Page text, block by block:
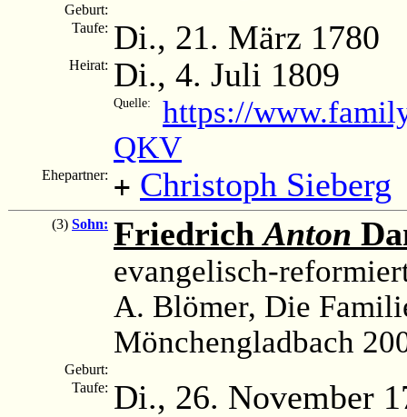
Geburt:
Taufe: Di., 21. März 1780
Heirat: Di., 4. Juli 1809
Quelle:
https://
QKV
Ehepartner: + Christoph Sieberg
(3) Sohn: FriedrichAnton
evangelisch-
A. Blömer, Die
Mönchengladbach
Geburt:
Taufe: Di., 26. November